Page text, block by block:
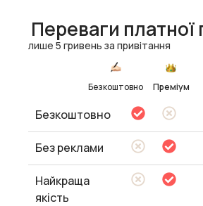
Переваги платної
лише 5 гривень за привітання
Безкоштовно Преміум
Безкоштовно
Без реклами
Найкраща
якість